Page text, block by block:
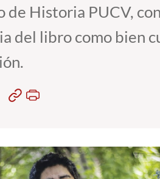
de Historia PUCV,
del libro como bien